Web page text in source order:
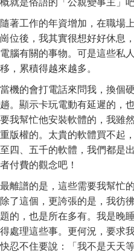
概就是俗語的「公親變事主」吧
隨著工作的年資增加，在職場
崗位後，我其實很想好好休息
電腦有關的事物。可是這些私
移，累積得越來越多。
當機的會打電話來問我，換個
趟。顯示卡玩電動有延遲的，
要我幫忙他安裝軟體的，我雖
重版權的。太貴的軟體買不起
至四、五千的軟體，我們都是
者付費的觀念吧！
最離譜的是，這些需要我幫忙
除了這個，更誇張的是，我彷
題的，也是所在多有。我是晚
得處理這些事。更何況，要求
快忍不住要說：「我不是天天